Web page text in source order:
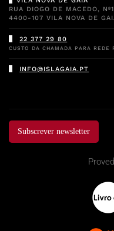
RUA DIOGO DE MACEDO,
4400-107 VILA NOVA DE
22 377 29 80
CUSTO DA CHAMADA PARA REDE
INFO@ISLAGAIA.PT
Subscrever newsletter